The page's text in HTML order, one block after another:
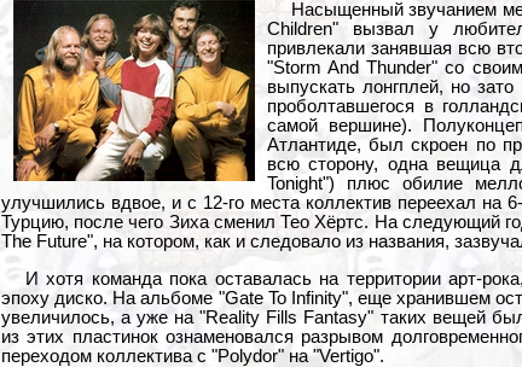
Насыщенный звучанием
Children" вызвал у
привлекали занявшая всю
"Storm And Thunder" со
выпускать лонгплей, но
проболтавшегося в
самой вершине).
Атлантиде, был скроен по
всю сторону, одна вещица
Tonight") плюс обилие
улучшились вдвое, и с 12-го места коллектив переехал
Турцию, после чего Зиха сменил Тео Хёртс. На следующий
The Future", на котором, как и следовало из названия,
И хотя команда пока оставалась на территории арт-
эпоху диско. На альбоме "Gate To Infinity", еще хранившем
увеличилось, а уже на "Reality Fills Fantasy" таких вещей
из этих пластинок ознаменовался разрывом
переходом коллектива с "Polydor" на "Vertigo".